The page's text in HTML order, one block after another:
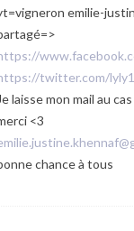
emilie-
twitter.com/
Je laisse mon mail au
<3
chance à tous